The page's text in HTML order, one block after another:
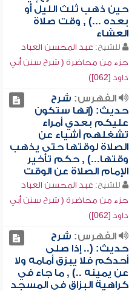
حين ذهب ثلث الليل أو
بعده ...) , وقت صلاة
العشاء
للشيخ: عبد المحسن العباد
جزء من محاضرة ( شرح سنن أبي
داود [062])
الفهرس: شرح
حديث: (إنها ستكون
عليكم بعدي أمراء
تشغلهم أشياء عن
الصلاة لوقتها حتى يذهب
وقتها...) , حكم تأخير
الإمام الصلاة عن الوقت
للشيخ: عبد المحسن العباد
جزء من محاضرة ( شرح سنن أبي
داود [062])
الفهرس: شرح
حديث: (.. إذا صلى
أحدكم فلا يبزق أمامه ولا
عن يمينه ..) , ما جاء في
كراهية البزاق في المسجد